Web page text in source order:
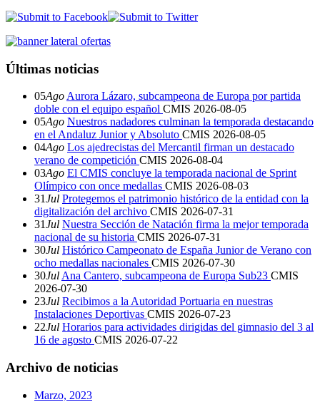
Últimas noticias
05Ago Aurora Lázaro, subcampeona de Europa por partida
doble con el equipo español CMIS 2026-08-05
05Ago Nuestros nadadores culminan la temporada destacando
en el Andaluz Junior y Absoluto CMIS 2026-08-05
04Ago Los ajedrecistas del Mercantil firman un destacado
verano de competición CMIS 2026-08-04
03Ago El CMIS concluye la temporada nacional de Sprint
Olímpico con once medallas CMIS 2026-08-03
31Jul Protegemos el patrimonio histórico de la entidad con la
digitalización del archivo CMIS 2026-07-31
31Jul Nuestra Sección de Natación firma la mejor temporada
nacional de su historia CMIS 2026-07-31
30Jul Histórico Campeonato de España Junior de Verano con
ocho medallas nacionales CMIS 2026-07-30
30Jul Ana Cantero, subcampeona de Europa Sub23 CMIS
2026-07-30
23Jul Recibimos a la Autoridad Portuaria en nuestras
Instalaciones Deportivas CMIS 2026-07-23
22Jul Horarios para actividades dirigidas del gimnasio del 3 al
16 de agosto CMIS 2026-07-22
Archivo de noticias
Marzo, 2023